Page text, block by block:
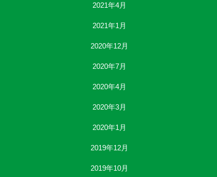
2021年4月
2021年1月
2020年12月
2020年7月
2020年4月
2020年3月
2020年1月
2019年12月
2019年10月